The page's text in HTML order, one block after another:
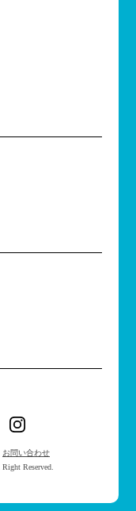
お問い合わせ
Reserved.